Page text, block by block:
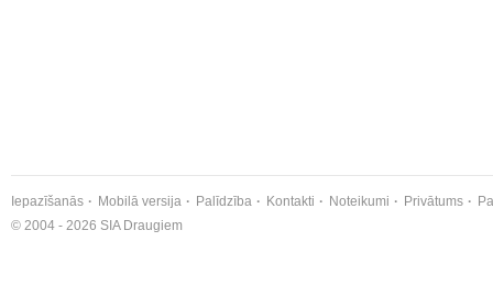
Iepazīšanās Mobilā versija Palīdzība Kontakti Noteikumi Privātums
© 2004 - 2026 SIA Draugiem